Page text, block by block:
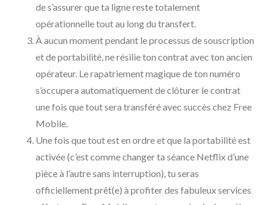
de s’assurer que ta ligne reste totalement
opérationnelle tout au long du transfert.
À aucun moment pendant le processus de souscription
et de portabilité, ne résilie ton contrat avec ton ancien
opérateur. Le rapatriement magique de ton numéro
s’occupera automatiquement de clôturer le contrat
une fois que tout sera transféré avec succès chez Free
Mobile.
Une fois que tout est en ordre et que la portabilité est
activée (c’est comme changer ta séance Netflix d’une
pièce à l’autre sans interruption), tu seras
officiellement prêt(e) à profiter des fabuleux services